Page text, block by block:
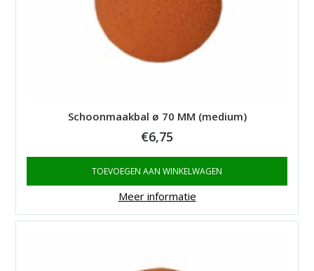
Schoonmaakbal ø 70 MM (medium)
€6,75
TOEVOEGEN AAN WINKELWAGEN
Meer informatie